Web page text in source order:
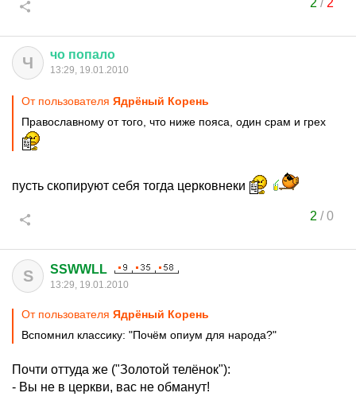
2 / 2
Ч чо попало
13:29, 19.01.2010
От пользователя Ядрёный Корень
Православному от того, что ниже пояса, один срам и грех
пусть скопируют себя тогда церковнеки
2 /0
S SSWWLL
13:29, 19.01.2010
От пользователя Ядрёный Корень
Вспомнил классику: "Почём опиум для народа?"
Почти оттуда же ("Золотой телёнок"):
- Вы не в церкви, вас не обманут!